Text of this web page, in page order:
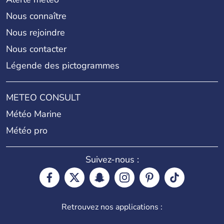
Nous connaître
Nous rejoindre
Nous contacter
Légende des pictogrammes
METEO CONSULT
Météo Marine
Météo pro
Suivez-nous :
Retrouvez nos applications :